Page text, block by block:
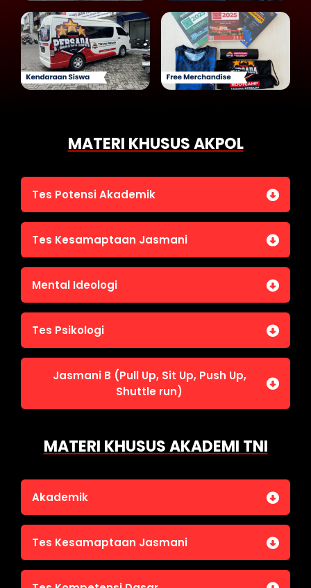
MATERI KHUSUS AKPOL
Tes Potensi Akademik
Bahasa Indonesia
Penalaran Numerik
Pengetahuan Umum (termasuk UU Kepolisian)
Tes Wawasan Kebangsaan
Tes Kesamaptaan Jasmani
Jasmani A (Lari 12 menit)
Mental Ideologi
Mental Ideologi
Tes Psikologi
Tes Kecerdasan
Tes Kecermatan
Tes Kepribadian
Jasmani B (Pull Up, Sit Up, Push Up,
Shuttle run)
MATERI KHUSUS AKADEMI TNI
Akademik
Bahasa Indonesia
IPA
Tes Kesamaptaan Jasmani
Jasmani A (Lari 12 menit)